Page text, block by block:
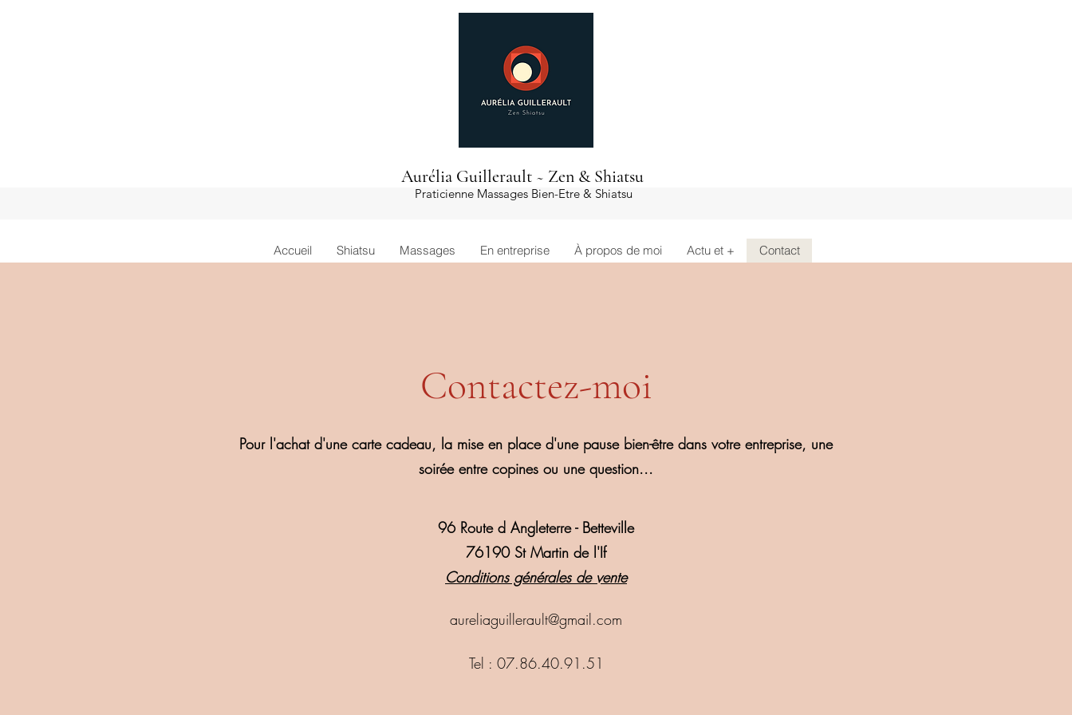
Praticienne Massages Bien-Etre & Shiatsu
Aurélia Guillerault ~ Zen & Shiatsu
Accueil Shiatsu Massages En entreprise À propos de moi Actu et + Contact
Contactez-moi
Pour l'achat d'une carte cadeau, la mise en place d'une pause bien-être dans votre entreprise, une
soirée entre copines ou une question...
96 Route d Angleterre - Betteville
76190 St Martin de l'If
Conditions générales de vente
aureliaguillerault@gmail.com
Tel : 07.86.40.91.51